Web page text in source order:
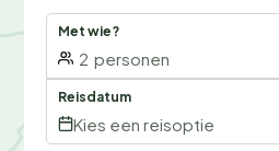
Met wie?
2 personen
Reisdatum
Kies een reisoptie